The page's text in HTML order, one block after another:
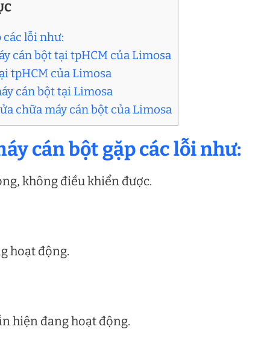
các lỗi như:
cán bột tại tpHCM của Limosa
tpHCM của Limosa
cán bột tại Limosa
chữa máy cán bột của Limosa
cán bột gặp các lỗi như:
không điều khiển được.
hoạt động.
hiện đang hoạt động.